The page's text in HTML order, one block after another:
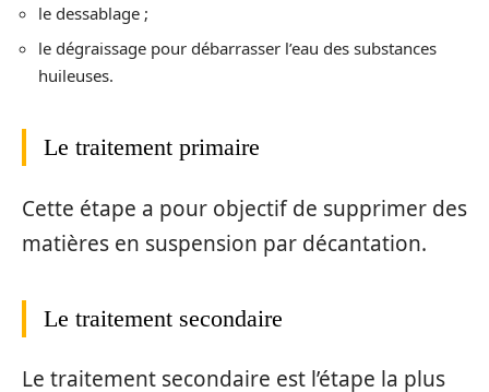
le dessablage ;
le dégraissage pour débarrasser l’eau des substances
huileuses.
Le traitement primaire
Cette étape a pour objectif de supprimer des
matières en suspension par décantation.
Le traitement secondaire
Le traitement secondaire est l’étape la plus